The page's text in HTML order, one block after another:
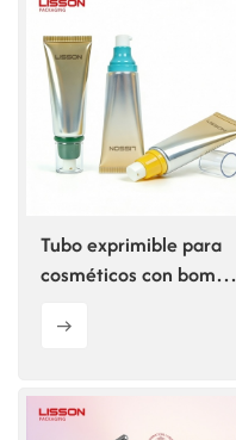
Tubo exprimible para
cosméticos con bomba